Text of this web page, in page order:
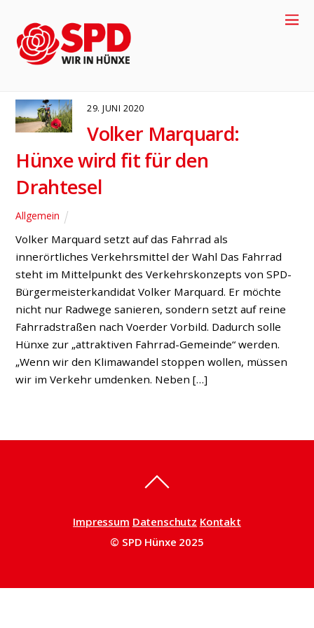
Fahrrad-Gemeinde Hünxe
29. JUNI 2020
Volker Marquard:
Hünxe wird fit für den
Drahtesel
Allgemein
Volker Marquard setzt auf das Fahrrad als
innerörtliches Verkehrsmittel der Wahl Das Fahrrad
steht im Mittelpunkt des Verkehrskonzepts von SPD-
Bürgermeisterkandidat Volker Marquard. Er möchte
nicht nur Radwege sanieren, sondern setzt auf reine
Fahrradstraßen nach Voerder Vorbild. Dadurch solle
Hünxe zur „attraktiven Fahrrad-Gemeinde“ werden.
„Wenn wir den Klimawandel stoppen wollen, müssen
wir im Verkehr umdenken. Neben […]
Impressum Datenschutz Kontakt
© SPD Hünxe 2025